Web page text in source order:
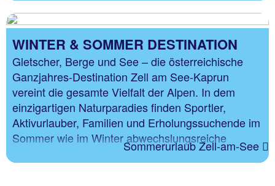
WINTER & SOMMER DESTINATION
Gletscher, Berge und See – die österreichische
Ganzjahres-Destination Zell am See-Kaprun
vereint die gesamte Vielfalt der Alpen. In dem
einzigartigen Naturparadies finden Sportler,
Aktivurlauber, Familien und Erholungssuchende im
Sommer wie im Winter abwechslungsreiche
Sommerurlaub Zell-am-See